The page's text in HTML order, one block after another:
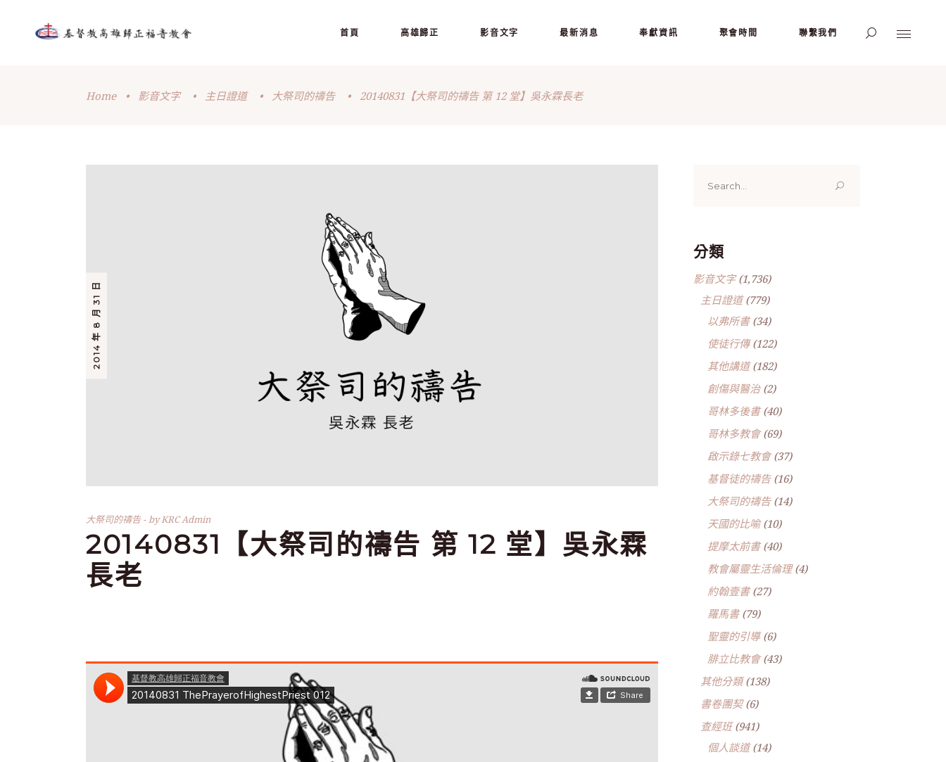
首頁 高雄歸正 影音文字 最新消息 奉獻資訊 聚會時間 聯繫我們
Home • 影音文字 • 主日證道 • 大祭司的禱告 • 20140831【大祭司的禱告 第 12 堂】吳永霖長老
2014 年 8 月 31 日
大祭司的禱告 byKRC Admin
20140831【大祭司的禱告 第 12 堂】吳永霖
長老
for:
分類
影音文字(1,736)
主日證道(779)
以弗所書(34)
使徒行傳(122)
其他講道(182)
創傷與醫治(2)
哥林多後書(40)
哥林多教會(69)
啟示錄七教會(37)
基督徒的禱告(16)
大祭司的禱告(14)
天國的比喻(10)
提摩太前書(40)
教會屬靈生活倫理(4)
約翰壹書(27)
羅馬書(79)
聖靈的引導(6)
腓立比教會(43)
其他分類(138)
書卷團契(6)
查經班(941)
個人談道(14)